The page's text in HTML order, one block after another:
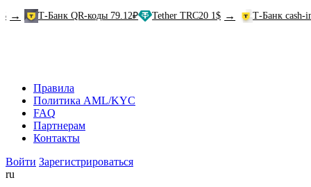
Т-Банк QR-коды 79.12₽ Tether TRC20 1$ → Т-Банк cash-in 81.78₽
Правила
Политика AML/KYC
FAQ
Партнерам
Контакты
Войти Зарегистрироваться
ru